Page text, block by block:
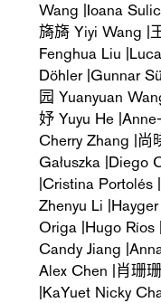
Wang |Ioana
旖旖 Yiyi Wang |
Fenghua Liu
Döhler |Gunnar
园 Yuanyuan
妤 Yuyu He
Cherry Zhang |尚
Gałuszka |Diego
|Cristina Portolés
Zhenyu Li
Origa |Hugo Ríos
Candy Jiang
Alex Chen |肖珊
|KaYuet Nicky